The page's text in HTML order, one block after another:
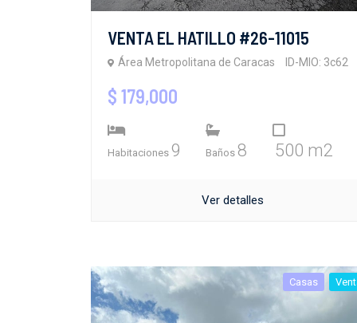
VENTA EL HATILLO #26-11015
Área Metropolitana de Caracas ID-MIO: 3c62
$ 179,000
Habitaciones 9 Baños 8 500 m2
Ver detalles
Casas